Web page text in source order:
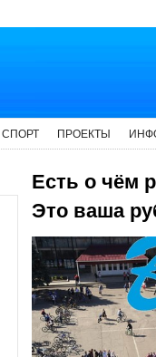
СПОРТ ПРОЕКТЫ
Есть о чём
Это ваша